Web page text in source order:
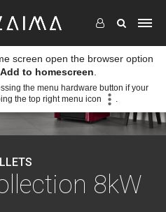
8kW
screen open the browser option
Add to homescreen
the menu hardware button if your
the top right menu icon
.